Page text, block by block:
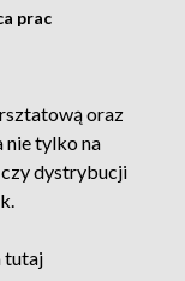
prac
oraz
nie tylko na
dystrybucji
tutaj